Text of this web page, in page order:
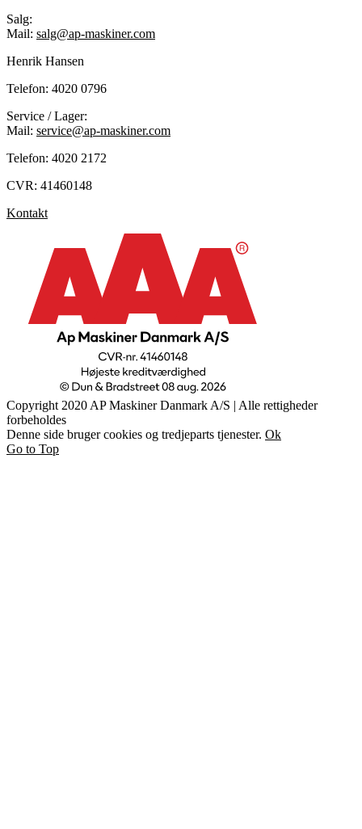
Salg:
Mail: salg@ap-maskiner.com
Henrik Hansen
Telefon: 4020 0796
Service / Lager:
Mail: service@ap-maskiner.com
Telefon: 4020 2172
CVR: 41460148
Kontakt
Copyright 2020 AP Maskiner Danmark A/S | Alle rettigheder
forbeholdes
Denne side bruger cookies og tredjeparts tjenester. Ok
Go to Top